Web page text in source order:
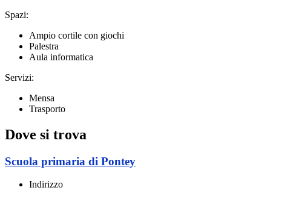
Spazi:
Ampio cortile con giochi
Palestra
Aula informatica
Servizi:
Mensa
Trasporto
Dove si trova
Scuola primaria di Pontey
Indirizzo